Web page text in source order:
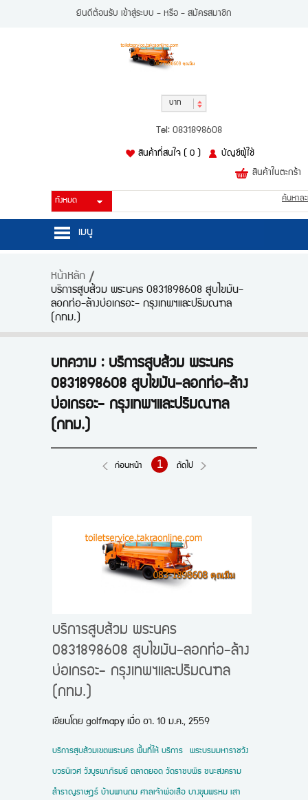
ยินดีต้อนรับ เข้าสู่ระบบ - หรือ - สมัครสมาชิก
บาท
Tel: 0831898608
สินค้าที่สนใจ ( 0 ) บัญชีผู้ใช้
สินค้าในตะกร้า
ค้นหาล
เมนู
สินค้า
แบรนด์
บัญชีผู้ใช้
ติดต่อเรา
ขั้นตอนการสั่งซื้อ
หน้าหลัก
บริการสูบส้วม พระนคร 0831898608 สูบไขมัน-
ลอกท่อ-ล้างบ่อเกรอะ- กรุงเทพฯและปริมณฑล
(กทม.)
บทความ : บริการสูบส้วม พระนคร
0831898608 สูบไขมัน-ลอกท่อ-ล้าง
บ่อเกรอะ- กรุงเทพฯและปริมณฑล
(กทม.)
ก่อนหน้า 1 ถัดไป
บริการสูบส้วม พระนคร
0831898608 สูบไขมัน-ลอกท่อ-ล้าง
บ่อเกรอะ- กรุงเทพฯและปริมณฑล
(กทม.)
เขียนโดย golfmapy เมื่อ อา. 10 ม.ค., 2559
บริการสูบส้วมเขตพระนคร พื้นที่ให้ บริการ พระบรมมหาราชวัง
บวรนิเวศ วังบูรพาภิรมย์ ตลาดยอด วัดราชบพิธ ชนะสงคราม
สำราญราษฎร์ บ้านพานถม ศาลเจ้าพ่อเสือ บางขุนพรหม เสา